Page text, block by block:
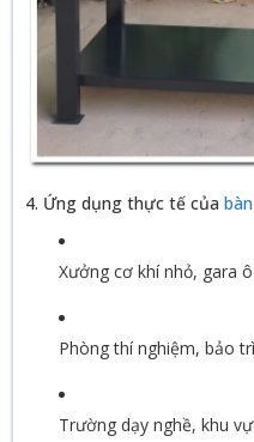
4. Ứng dụng thực tế của
Xưởng cơ khí nhỏ, gara
Phòng thí nghiệm, bảo
Trường dạy nghề, khu